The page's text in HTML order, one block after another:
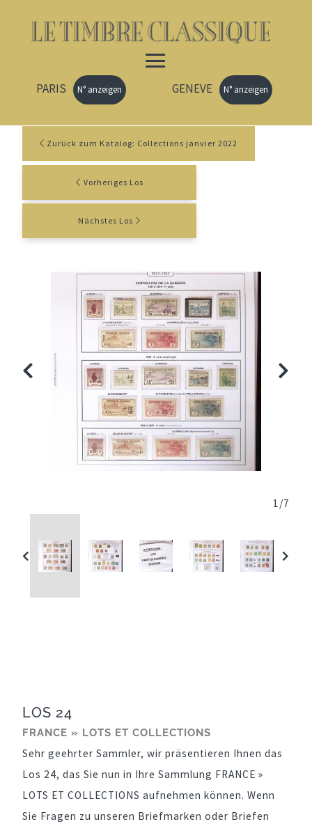
PARIS N° anzeigen GENEVE N° anzeigen
Zurück zum Katalog: Collections janvier 2022
Vorheriges Los
Nächstes Los
1/7
LOS 24
FRANCE » LOTS ET COLLECTIONS
Sehr geehrter Sammler, wir präsentieren Ihnen das
Los 24, das Sie nun in Ihre Sammlung FRANCE »
LOTS ET COLLECTIONS aufnehmen können. Wenn
Sie Fragen zu unseren Briefmarken oder Briefen